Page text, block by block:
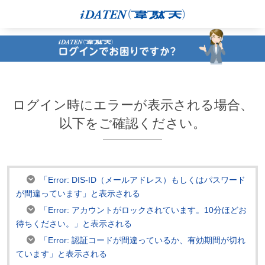
ログイン時にエラーが表示される場合、
以下をご確認ください。
「Error: DIS-ID（メールアドレス）もしくはパスワード
が間違っています」と表示される
「Error: アカウントがロックされています。10分ほどお
待ちください。」と表示される
「Error: 認証コードが間違っているか、有効期間が切れ
ています」と表示される